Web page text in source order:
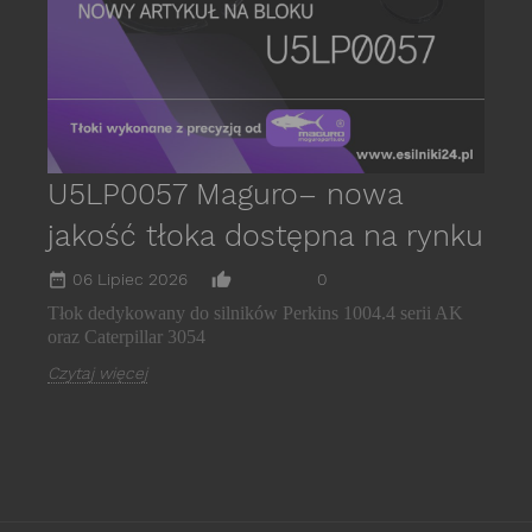
U5LP0057 Maguro– nowa
jakość tłoka dostępna na rynku
date_range 06 Lipiec 2026 thumb_up_alt 0
Tłok dedykowany do silników Perkins 1004.4 serii AK
oraz Caterpillar 3054
Czytaj więcej